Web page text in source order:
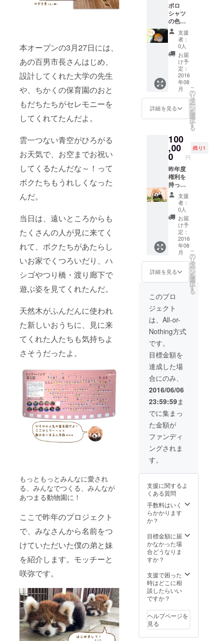
本オープンの3月27日には、
あの百男市長さんはじめ、
設計してくれた大学の先生
や、ちかくの保育園のおと
もだちたちがセレモニーを
してくれてたんだよ。
雲一つない青空がひろがる
お天気で、お空までお祝い
してくるたんだな～！って
ボクたちもうれしくなった
んだ。
当日は、遠いところからも
たくさんの人が見に来てく
れて、ボクたちがあたらし
いお家でくつろいだり、ハ
シゴやつり橋・渡り廊下で
遊ぶ姿を見てくれたんだ。
天然木がふんだんに使われ
た新しいおうちに、見に来
てくれた人たちも気持ちよ
さそうだったよ。
もっともっとみんなに愛され
る、みんなでつくる、みんなが
あつまる動物園に！
ここで昨年のプロジェクト
で、みなさんから名前をつ
けていただいた僕の弟と妹
を紹介します。モッチーと
咲弥です。
ポロ
シャツ
の色
は、
ターコ
イズ・
オレン
ジの2
色。サ
イズ
は、S～
LL。
（子供
150・
160）よ
りお選
さい。
支援
者：
0人
お届
け予
定：
2016
年08
月
詳細を見る
こ
の
リ
タ
ー
ン
を
選
択
す
る
100
,00
0 円
残り1
昨年度
権利を
持って
いる方
が2名い
らっ
しゃい
ますの
で、3匹
目の命
名権に
なりま
す。 ※
平成29
年以降
になる
かもし
れませ
ん。 実
施日は
双方で
都合の
確定し
ます。
ポロ
シャツ
の色
は、
ターコ
イズ・
オレン
ジの2
色。サ
イズ
は、S～
150・
りお選
びくだ
さい。
支援
者：
0人
お届
け予
定：
2016
年08
月
詳細を見る
こ
の
リ
タ
ー
ン
を
選
択
す
る
このプロ
ジェクト
は、All-or-
Nothing方式
です。
目標金額を
達成した場
合にのみ、
2016/06/06
23:59:59ま
でに集まっ
た金額が
ファンディ
ングされま
す。
支援に関するよ
くある質問
手数料はいく
らかかります
か？
目標金額に届
かなかった場
合どうなりま
すか？
支援で困った
時はどこに相
談したらいい
ですか？
ヘルプページを
見る